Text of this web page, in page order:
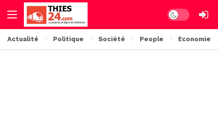
Dark mode
Actualité Politique Société People Economie